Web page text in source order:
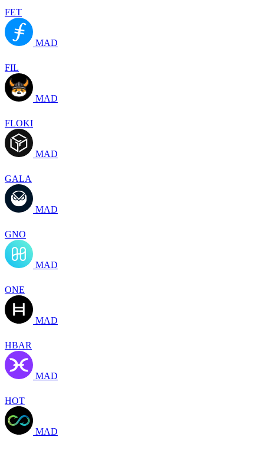
FET
MAD
FIL
MAD
FLOKI
MAD
GALA
MAD
GNO
MAD
ONE
MAD
HBAR
MAD
HOT
MAD